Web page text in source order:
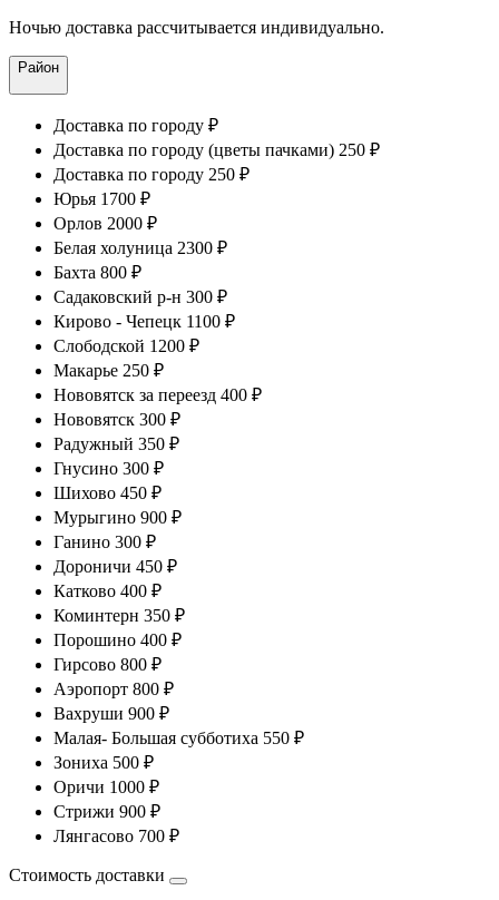
Ночью доставка рассчитывается индивидуально.
Район
Доставка по городу ₽
Доставка по городу (цветы пачками) 250 ₽
Доставка по городу 250 ₽
Юрья 1700 ₽
Орлов 2000 ₽
Белая холуница 2300 ₽
Бахта 800 ₽
Садаковский р-н 300 ₽
Кирово - Чепецк 1100 ₽
Слободской 1200 ₽
Макарье 250 ₽
Нововятск за переезд 400 ₽
Нововятск 300 ₽
Радужный 350 ₽
Гнусино 300 ₽
Шихово 450 ₽
Мурыгино 900 ₽
Ганино 300 ₽
Дороничи 450 ₽
Катково 400 ₽
Коминтерн 350 ₽
Порошино 400 ₽
Гирсово 800 ₽
Аэропорт 800 ₽
Вахруши 900 ₽
Малая- Большая субботиха 550 ₽
Зониха 500 ₽
Оричи 1000 ₽
Стрижи 900 ₽
Лянгасово 700 ₽
Стоимость доставки